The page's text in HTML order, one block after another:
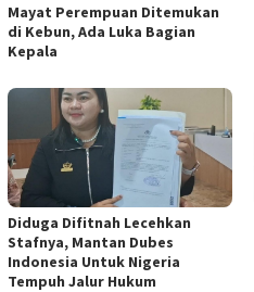
Mayat Perempuan Ditemukan
di Kebun, Ada Luka Bagian
Kepala
Diduga Difitnah Lecehkan
Stafnya, Mantan Dubes
Indonesia Untuk Nigeria
Tempuh Jalur Hukum